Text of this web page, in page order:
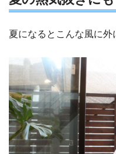
夏になるとこんな風に外